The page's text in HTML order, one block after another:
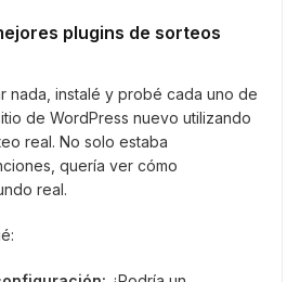
plugins de sorteos
nada, instalé y probé cada uno de
de WordPress nuevo utilizando
real. No solo estaba
quería ver cómo
real.